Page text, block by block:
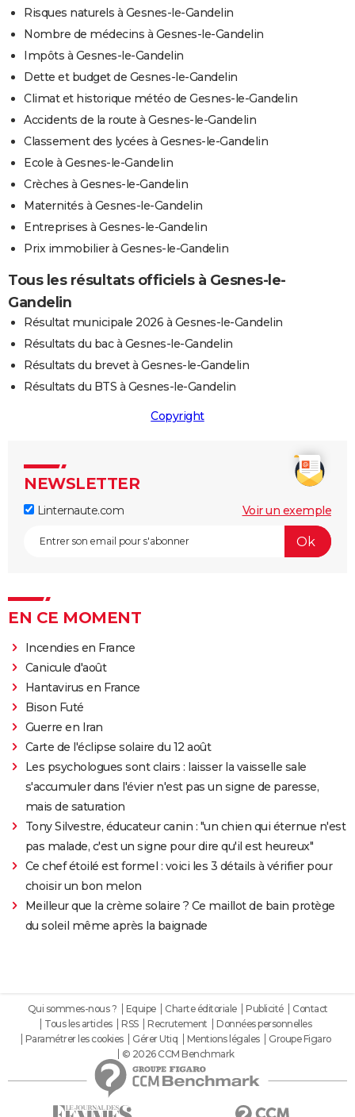
Risques naturels à Gesnes-le-Gandelin
Nombre de médecins à Gesnes-le-Gandelin
Impôts à Gesnes-le-Gandelin
Dette et budget de Gesnes-le-Gandelin
Climat et historique météo de Gesnes-le-Gandelin
Accidents de la route à Gesnes-le-Gandelin
Classement des lycées à Gesnes-le-Gandelin
Ecole à Gesnes-le-Gandelin
Crèches à Gesnes-le-Gandelin
Maternités à Gesnes-le-Gandelin
Entreprises à Gesnes-le-Gandelin
Prix immobilier à Gesnes-le-Gandelin
Tous les résultats officiels à Gesnes-le-
Gandelin
Résultat municipale 2026 à Gesnes-le-Gandelin
Résultats du bac à Gesnes-le-Gandelin
Résultats du brevet à Gesnes-le-Gandelin
Résultats du BTS à Gesnes-le-Gandelin
Copyright
NEWSLETTER
Linternaute.com Voir un exemple
EN CE MOMENT
Incendies en France
Canicule d'août
Hantavirus en France
Bison Futé
Guerre en Iran
Carte de l'éclipse solaire du 12 août
Les psychologues sont clairs : laisser la vaisselle sale
s'accumuler dans l'évier n'est pas un signe de paresse,
mais de saturation
Tony Silvestre, éducateur canin : "un chien qui éternue n'est
pas malade, c'est un signe pour dire qu'il est heureux"
Ce chef étoilé est formel : voici les 3 détails à vérifier pour
choisir un bon melon
Meilleur que la crème solaire ? Ce maillot de bain protège
du soleil même après la baignade
Qui sommes-nous ? Equipe Charte éditoriale Publicité
Contact
Tous les articles
RSS Recrutement
Données personnelles
Paramétrer les cookies
Gérer Utiq Mentions légales
Groupe Figaro
© 2026 CCM Benchmark